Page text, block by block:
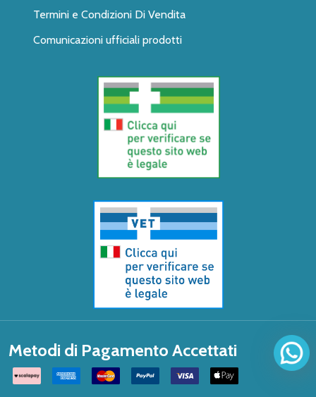
Termini e Condizioni Di Vendita
Comunicazioni ufficiali prodotti
Metodi di Pagamento Accettati